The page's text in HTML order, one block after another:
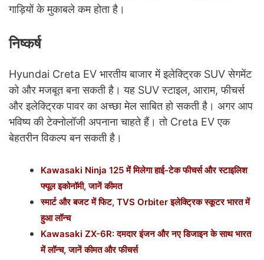
गाड़ियों के मुकाबले कम होता है।
निष्कर्ष
Hyundai Creta EV भारतीय बाजार में इलेक्ट्रिक SUV सेगमेंट
को और मजबूत बना सकती है। यह SUV स्टाइल, आराम, फीचर्स
और इलेक्ट्रिक पावर का अच्छा मेल साबित हो सकती है। अगर आप
भविष्य की टेक्नोलॉजी अपनाना चाहते हैं। तो Creta EV एक
बेहतरीन विकल्प बन सकती है।
Kawasaki Ninja 125 में मिलेगा हाई-टेक फीचर्स और स्टाइलिश
फ्यूल इकोनॉमी, जानें कीमत
स्मार्ट और बजट में फिट, TVS Orbiter इलेक्ट्रिक स्कूटर भारत में
हुआ लॉन्च
Kawasaki ZX-6R: दमदार इंजन और नए डिजाइन के साथ भारत
में लॉन्च, जानें कीमत और फीचर्स